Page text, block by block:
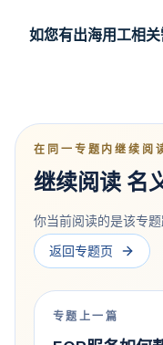
如您有出海用工相关
在同一专题内继续阅
继续阅读 名
你当前阅读的是该专
返回专题页
专题上一篇